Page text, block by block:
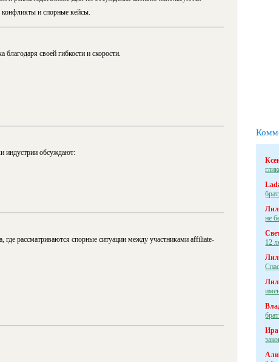
конфликты и спорные кейсы.
своей гибкости и скорости.
индустрии обсуждают:
рассматриваются спорные ситуации между участниками affiliate-
не
12